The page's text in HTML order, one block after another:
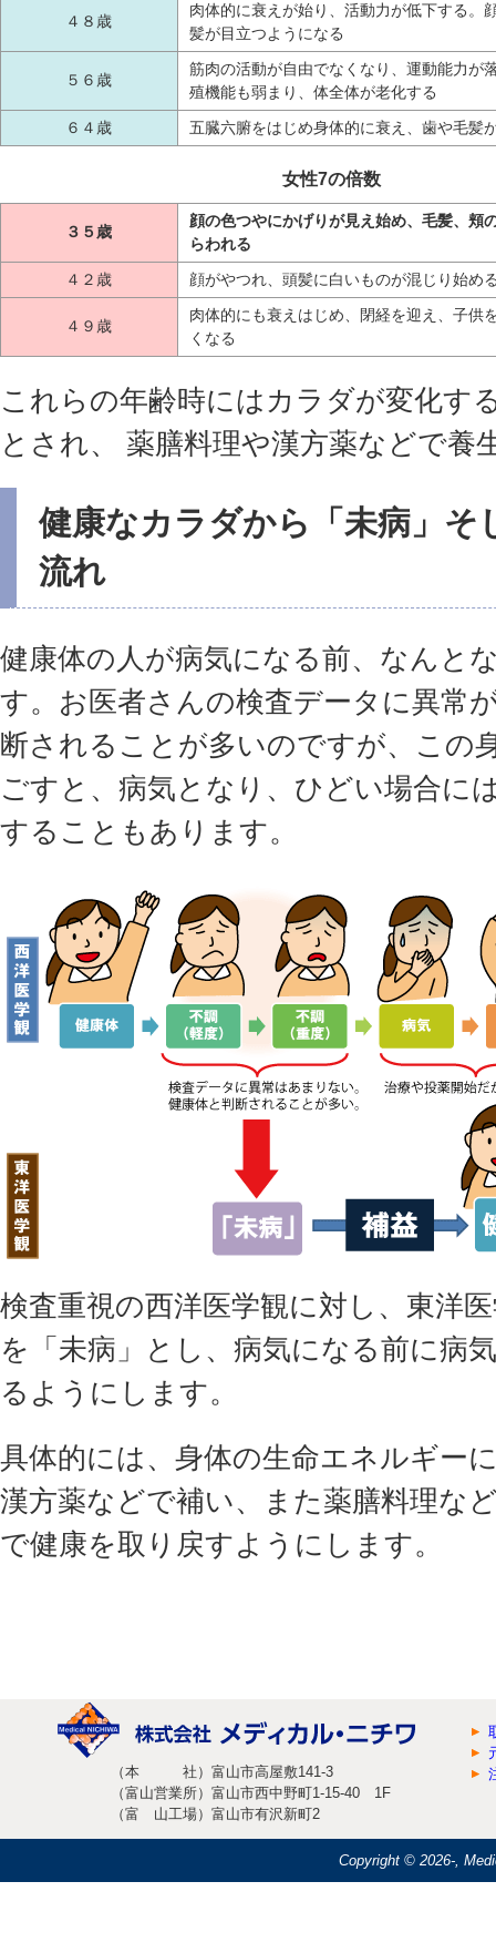
４８歳
肉体的に衰えが始り、活動力が低下する。
髪が目立つようになる
５６歳
筋肉の活動が自由でなくなり、運動能力が
殖機能も弱まり、体全体が老化する
６４歳
五臓六腑をはじめ身体的に衰え、歯や毛髪
女性7の倍数
３５歳
顔の色つやにかげりが見え始め、毛髪、頬
らわれる
４２歳
顔がやつれ、頭髪に白いものが混じり始め
４９歳
肉体的にも衰えはじめ、閉経を迎え、子供
くなる
これらの年齢時にはカラダが変化す
とされ、 薬膳料理や漢方薬などで養
健康なカラダから「未病」そ
流れ
健康体の人が病気になる前、なんと
す。お医者さんの検査データに異常
断されることが多いのですが、この
ごすと、病気となり、ひどい場合に
することもあります。
検査重視の西洋医学観に対し、東洋
を「未病」とし、病気になる前に病
るようにします。
具体的には、身体の生命エネルギー
漢方薬などで補い、また薬膳料理な
で健康を取り戻すようにします。
（本 社）富山市高屋敷141-3
（富山営業所）富山市西中野町1-15-40 1F
（富 山工場）富山市有沢新町2
Copyright ©2026-,